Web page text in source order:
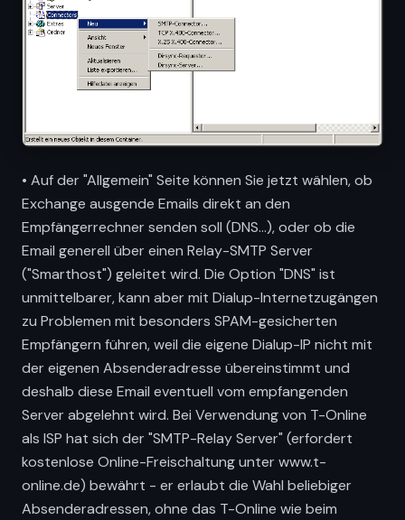
• Auf der "Allgemein" Seite können Sie jetzt wählen, ob
Exchange ausgende Emails direkt an den
Empfängerrechner senden soll (DNS...), oder ob die
Email generell über einen Relay-SMTP Server
("Smarthost") geleitet wird. Die Option "DNS" ist
unmittelbarer, kann aber mit Dialup-Internetzugängen
zu Problemen mit besonders SPAM-gesicherten
Empfängern führen, weil die eigene Dialup-IP nicht mit
der eigenen Absenderadresse übereinstimmt und
deshalb diese Email eventuell vom empfangenden
Server abgelehnt wird. Bei Verwendung von T-Online
als ISP hat sich der "SMTP-Relay Server" (erfordert
kostenlose Online-Freischaltung unter www.t-
online.de) bewährt - er erlaubt die Wahl beliebiger
Absenderadressen, ohne das T-Online wie beim